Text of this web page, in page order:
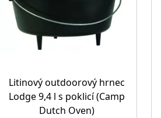
Litinový outdoorový hrnec
Lodge 9,4 l s poklicí (Camp
Dutch Oven)